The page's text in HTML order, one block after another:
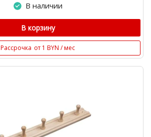
В наличии
В корзину
Рассрочка от 1 BYN / мес